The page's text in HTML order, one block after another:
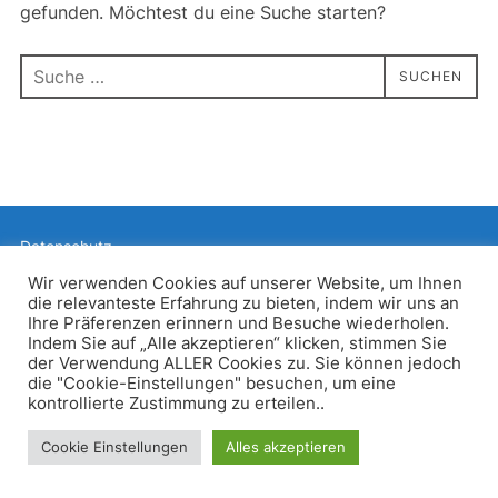
gefunden. Möchtest du eine Suche starten?
Suchen
nach:
SUCHEN
Datenschutz
Inspiro WordPress Theme von WPZOOM
Wir verwenden Cookies auf unserer Website, um Ihnen
die relevanteste Erfahrung zu bieten, indem wir uns an
Ihre Präferenzen erinnern und Besuche wiederholen.
Indem Sie auf „Alle akzeptieren“ klicken, stimmen Sie
der Verwendung ALLER Cookies zu. Sie können jedoch
die "Cookie-Einstellungen" besuchen, um eine
kontrollierte Zustimmung zu erteilen..
Cookie Einstellungen Alles akzeptieren